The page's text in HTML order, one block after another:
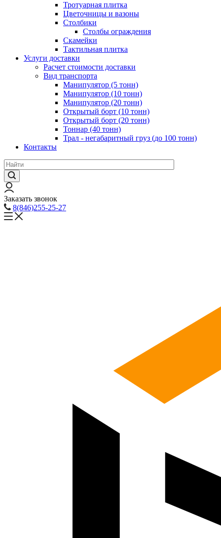
Тротуарная плитка
Цветочницы и вазоны
Столбики
Столбы ограждения
Скамейки
Тактильная плитка
Услуги доставки
Расчет стоимости доставки
Вид транспорта
Манипулятор (5 тонн)
Манипулятор (10 тонн)
Манипулятор (20 тонн)
Открытый борт (10 тонн)
Открытый борт (20 тонн)
Тоннар (40 тонн)
Трал - негабаритный груз (до 100 тонн)
Контакты
Заказать звонок
8(846)255-25-27